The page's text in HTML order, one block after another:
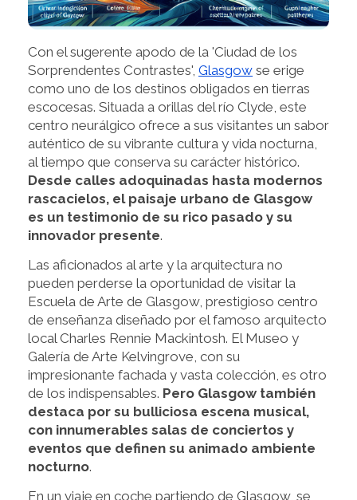
Con el sugerente apodo de la 'Ciudad de los
Sorprendentes Contrastes', Glasgow se erige
como uno de los destinos obligados en tierras
escocesas. Situada a orillas del río Clyde, este
centro neurálgico ofrece a sus visitantes un sabor
auténtico de su vibrante cultura y vida nocturna,
al tiempo que conserva su carácter histórico.
Desde calles adoquinadas hasta modernos
rascacielos, el paisaje urbano de Glasgow
es un testimonio de su rico pasado y su
innovador presente.
Las aficionados al arte y la arquitectura no
pueden perderse la oportunidad de visitar la
Escuela de Arte de Glasgow, prestigioso centro
de enseñanza diseñado por el famoso arquitecto
local Charles Rennie Mackintosh. El Museo y
Galería de Arte Kelvingrove, con su
impresionante fachada y vasta colección, es otro
de los indispensables. Pero Glasgow también
destaca por su bulliciosa escena musical,
con innumerables salas de conciertos y
eventos que definen su animado ambiente
nocturno.
En un viaje en coche partiendo de Glasgow, se